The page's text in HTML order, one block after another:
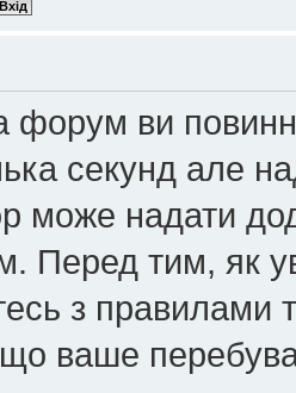
ви
секунд але
може надати
Перед тим, як
з правилами
ваше